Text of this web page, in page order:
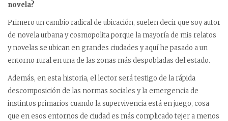
novela?
Primero un cambio radical de ubicación, suelen decir que soy autor
de novela urbana y cosmopolita porque la mayoría de mis relatos
y novelas se ubican en grandes ciudades y aquí he pasado a un
entorno rural en una de las zonas más despobladas del estado.
Además, en esta historia, el lector será testigo de la rápida
descomposición de las normas sociales y la emergencia de
instintos primarios cuando la supervivencia está en juego, cosa
que en esos entornos de ciudad es más complicado tejer a menos